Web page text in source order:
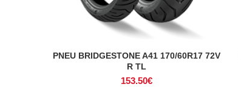
ADICIONAR
PNEU BRIDGESTONE A41 170/60R17 72V
R TL
153.50€